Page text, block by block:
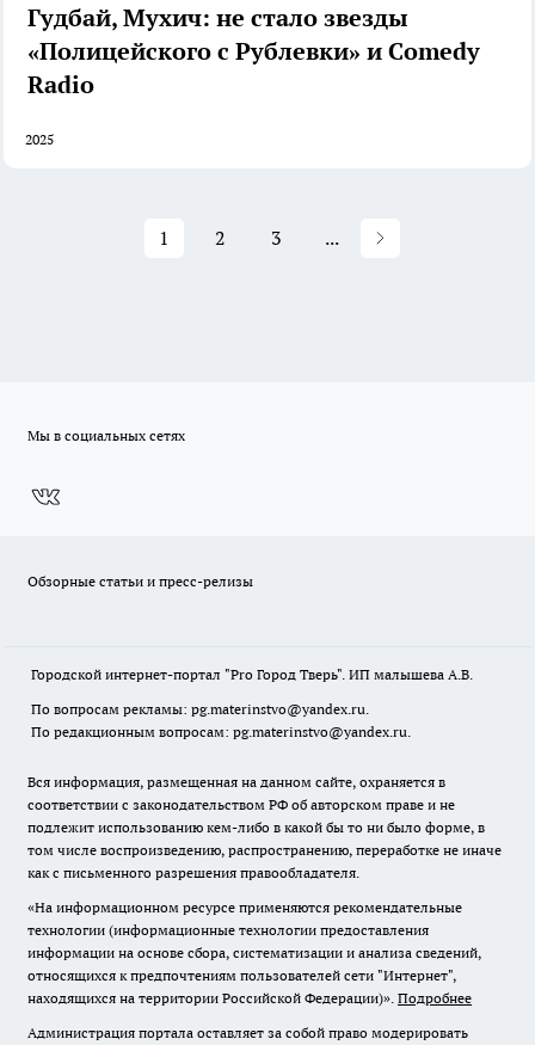
Гудбай, Мухич: не стало звезды
«Полицейского с Рублевки» и Comedy
Radio
2025
1 2 3 ...
Мы в социальных сетях
Обзорные статьи и пресс-релизы
Городской интернет-портал "Pro Город Тверь". ИП малышева А.В.
По вопросам рекламы: pg.materinstvo@yandex.ru.
По редакционным вопросам: pg.materinstvo@yandex.ru.
Вся информация, размещенная на данном сайте, охраняется в
соответствии с законодательством РФ об авторском праве и не
подлежит использованию кем-либо в какой бы то ни было форме, в
том числе воспроизведению, распространению, переработке не иначе
как с письменного разрешения правообладателя.
«На информационном ресурсе применяются рекомендательные
технологии (информационные технологии предоставления
информации на основе сбора, систематизации и анализа сведений,
относящихся к предпочтениям пользователей сети "Интернет",
находящихся на территории Российской Федерации)». Подробнее
Администрация портала оставляет за собой право модерировать